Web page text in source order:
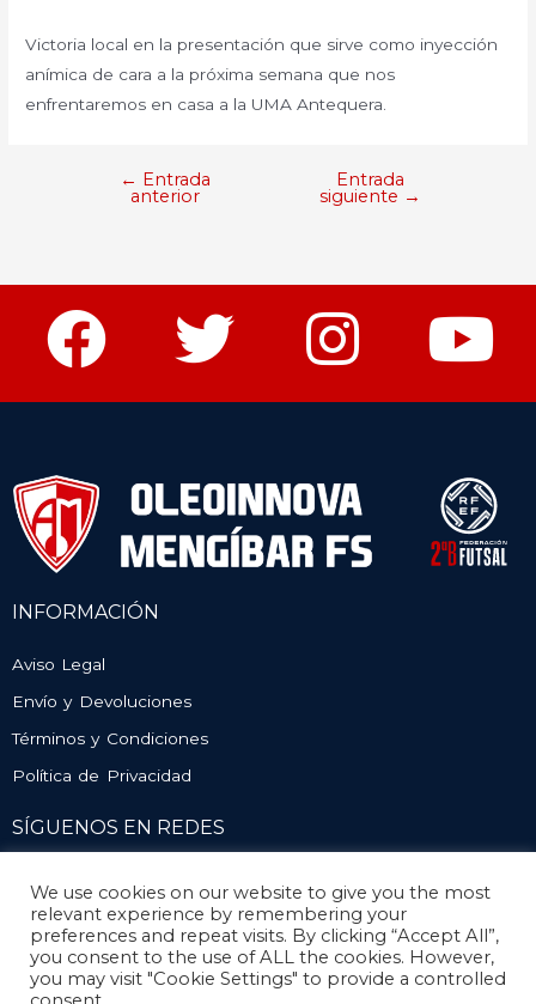
Victoria local en la presentación que sirve como inyección
anímica de cara a la próxima semana que nos
enfrentaremos en casa a la UMA Antequera.
← Entrada
anterior
Entrada
siguiente →
INFORMACIÓN
Aviso Legal
Envío y Devoluciones
Términos y Condiciones
Política de Privacidad
SÍGUENOS EN REDES
We use cookies on our website to give you the most
relevant experience by remembering your
preferences and repeat visits. By clicking “Accept All”,
you consent to the use of ALL the cookies. However,
you may visit "Cookie Settings" to provide a controlled